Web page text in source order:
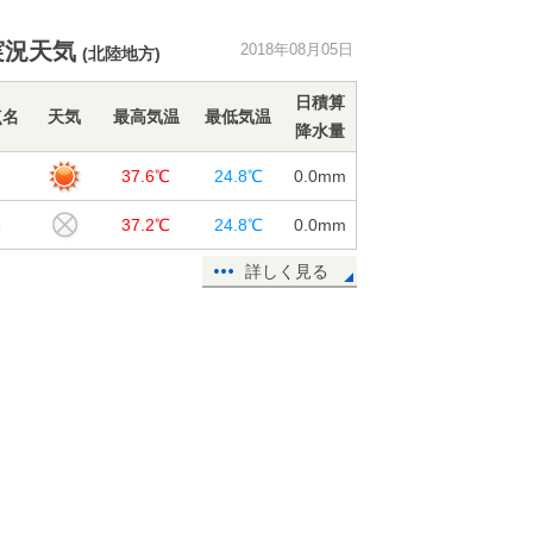
暦ではまもなく秋ですが、暑さは衰
山形県で記録的短時間大雨情報
05日14:16
40度迫る暑さ 関東は徐々に台風の
況天気 (北陸地方) 2018年08月05日
天気 最高気温 最低気温
日積算
降水量
37.6℃ 24.8℃ 0.0mm
37.2℃ 24.8℃ 0.0mm
詳しく見る